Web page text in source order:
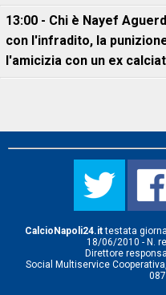
13:00 - Chi è Nayef
con l'infradito, la
l'amicizia con un ex
CalcioNapoli24.ittestata
18/06/2010 - N.
Direttore
Social Multiservice